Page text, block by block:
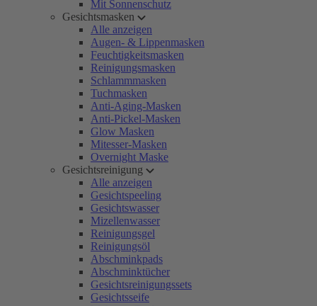
Mit Sonnenschutz
Gesichtsmasken
Alle anzeigen
Augen- & Lippenmasken
Feuchtigkeitsmasken
Reinigungsmasken
Schlammmasken
Tuchmasken
Anti-Aging-Masken
Anti-Pickel-Masken
Glow Masken
Mitesser-Masken
Overnight Maske
Gesichtsreinigung
Alle anzeigen
Gesichtspeeling
Gesichtswasser
Mizellenwasser
Reinigungsgel
Reinigungsöl
Abschminkpads
Abschminktücher
Gesichtsreinigungssets
Gesichtsseife